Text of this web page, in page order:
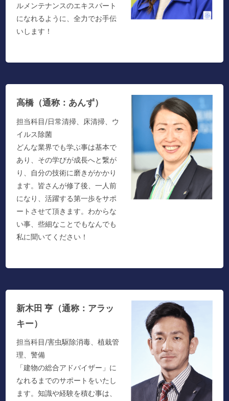
ルメンテナンスのエキスパート
になれるように、全力でお手伝
いします！
高橋（通称：あんず）
担当科目/日常清掃、床清掃、ウ
イルス除菌
どんな業界でも学ぶ事は基本で
あり、その学びが成長へと繋が
り、自分の技術に磨きがかかり
ます。皆さんが修了後、一人前
になり、活躍する第一歩をサポ
ートさせて頂きます。わからな
い事、些細なことでもなんでも
私に聞いてください！
新木田 亨（通称：アラッ
キー）
担当科目/害虫駆除消毒、植栽管
理、警備
「建物の総合アドバイザー」に
なれるまでのサポートをいたし
ます。知識や経験を積む事は、